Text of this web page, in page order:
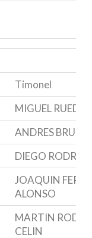
Timonel
MIGUEL RUEDA
ANDRES
DIEGO
JOAQUIN
ALONSO
MARTIN
CELIN